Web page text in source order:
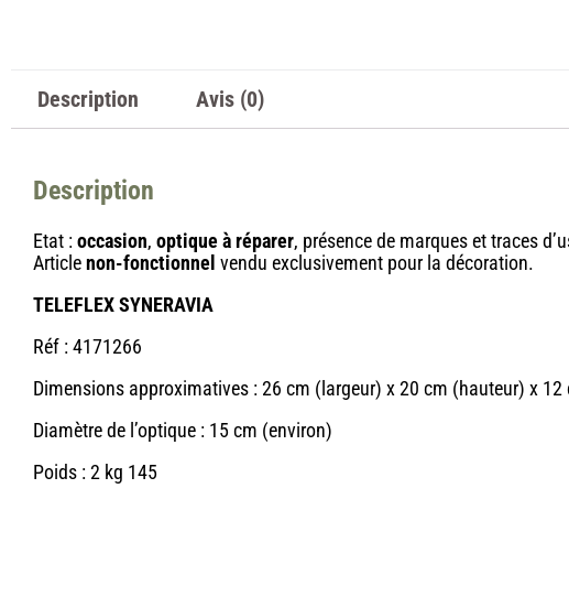
Description Avis (0)
Description
Etat :occasion, optique à réparer, présence de marques et traces
Articlenon-fonctionnel vendu exclusivement pour la décoration.
TELEFLEX SYNERAVIA
Réf : 4171266
Dimensions approximatives : 26 cm (largeur) x 20 cm (hauteur) x
Diamètre de l’optique : 15 cm (environ)
Poids : 2 kg 145